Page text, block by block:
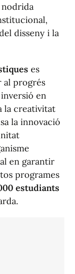
disseny i la
es
al progrés
en
la creativitat
la innovació
en garantir
programes
estudiants